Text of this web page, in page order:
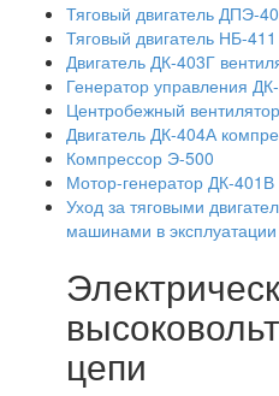
Тяговый двигатель ДПЭ-
Тяговый двигатель НБ-411
Двигатель ДК-403Г
Генератор управления
Центробежный
Двигатель ДК-404А
Компрессор Э-500
Мотор-генератор ДК-401В
Уход за тяговыми
машинами в эксплуатации
цепи